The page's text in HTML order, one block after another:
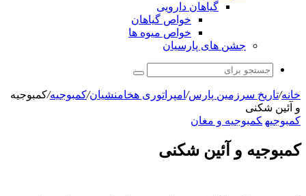
گیاهان دارویی
خواص گیاهان
خواص میوه ها
جشن های پارسیان
جستجو
برای
خانه/تاریخ سرزمین پارس/ امپراتوری هخامنشیان/کمبوجیه/کمبوجیه
و آئین شکنی
کمبوجیه کمبوجیه و مغان
کمبوجیه و آئین شکنی